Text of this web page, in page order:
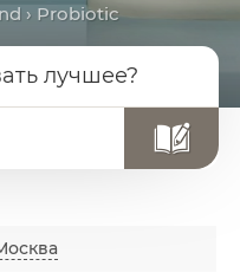
› Probiotic
лучшее?